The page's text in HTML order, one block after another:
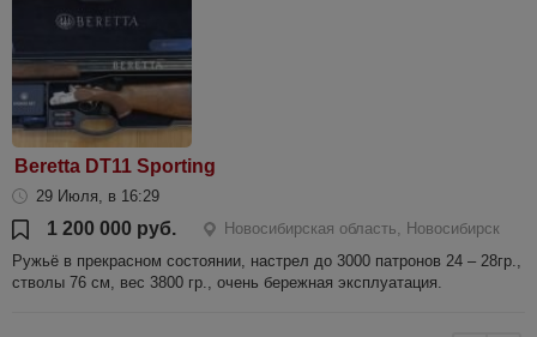
Beretta DT11 Sporting
29 Июля, в 16:29
1 200 000 руб.
Новосибирская область, Новосибирск
Ружьё в прекрасном состоянии, настрел до 3000 патронов 24 – 28гр.,
стволы 76 см, вес 3800 гр., очень бережная эксплуатация.